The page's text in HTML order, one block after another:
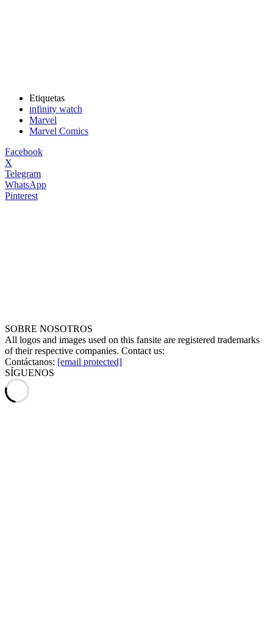
Etiquetas
infinity watch
Marvel
Marvel Comics
Facebook
X
Telegram
WhatsApp
Pinterest
SOBRE NOSOTROS
All logos and images used on this fansite are registered trademarks
of their respective companies. Contact us:
Contáctanos: [email protected]
SÍGUENOS